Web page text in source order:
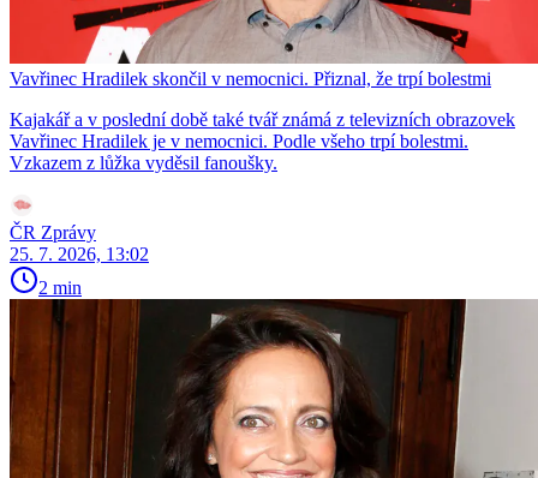
Vavřinec Hradilek skončil v nemocnici. Přiznal, že trpí bolestmi
Kajakář a v poslední době také tvář známá z televizních obrazovek
Vavřinec Hradilek je v nemocnici. Podle všeho trpí bolestmi.
Vzkazem z lůžka vyděsil fanoušky.
ČR Zprávy
25. 7. 2026, 13:02
2 min